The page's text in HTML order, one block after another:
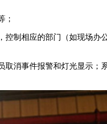
；
制相应的部门（如现场办
消事件报警和灯光显示；